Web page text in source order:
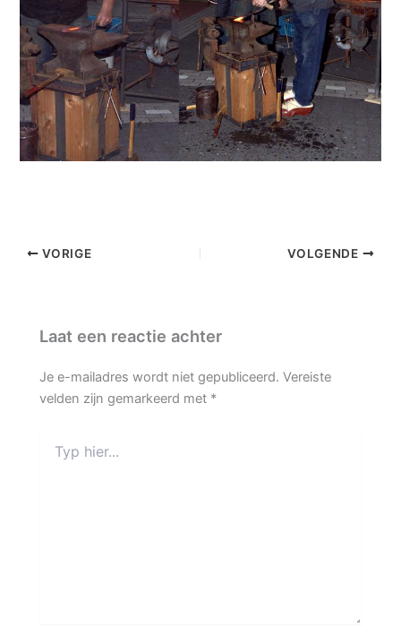
VORIGE VOLGENDE
Laat een reactie achter
Je e-mailadres wordt niet gepubliceerd. Vereiste
velden zijn gemarkeerd met *
hier...